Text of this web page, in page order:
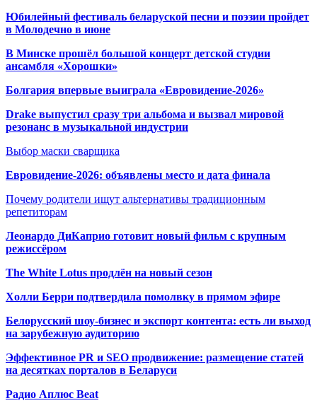
Юбилейный фестиваль беларуской песни и поэзии пройдет
в Молодечно в июне
В Минске прошёл большой концерт детской студии
ансамбля «Хорошки»
Болгария впервые выиграла «Евровидение-2026»
Drake выпустил сразу три альбома и вызвал мировой
резонанс в музыкальной индустрии
Выбор маски сварщика
Евровидение-2026: объявлены место и дата финала
Почему родители ищут альтернативы традиционным
репетиторам
Леонардо ДиКаприо готовит новый фильм с крупным
режиссёром
The White Lotus продлён на новый сезон
Холли Берри подтвердила помолвку в прямом эфире
Белорусский шоу-бизнес и экспорт контента: есть ли выход
на зарубежную аудиторию
Эффективное PR и SEO продвижение: размещение статей
на десятках порталов в Беларуси
Радио Аплюс Beat